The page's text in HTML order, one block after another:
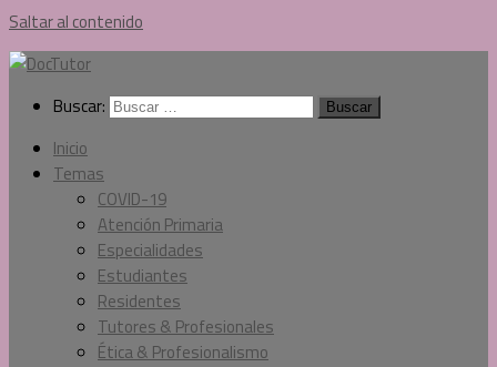
Saltar al contenido
Buscar:
Inicio
Temas
COVID-19
Atención Primaria
Especialidades
Estudiantes
Residentes
Tutores & Profesionales
Ética & Profesionalismo